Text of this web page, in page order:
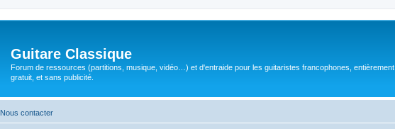
Guitare Classique
Forum de ressources (partitions, musique, vidéo…) et d'entraide pour les guitaristes francophones, entièrement
gratuit, et sans publicité.
Nous contacter